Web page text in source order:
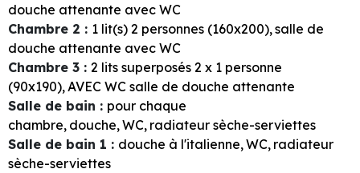
douche attenante avec WC
Chambre 2 : 1 lit(s) 2 personnes (160x200) salle de
douche attenante avec WC
Chambre 3 : 2 lits superposés 2 x 1 personne
(90x190) AVEC WC salle de douche attenante
Salle de bain : pour chaque
chambre douche WC radiateur sèche-serviettes
Salle de bain 1 : douche à l'italienne WC radiateur
sèche-serviettes